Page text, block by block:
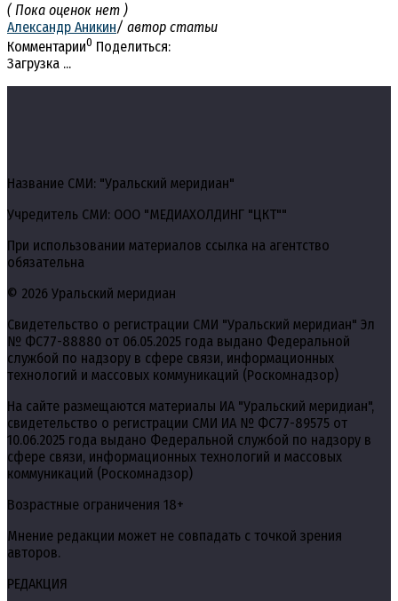
( Пока оценок нет )
Александр Аникин/ автор статьи
Комментарии0 Поделиться:
Загрузка ...
Название СМИ: "Уральский меридиан"
Учредитель СМИ: ООО "МЕДИАХОЛДИНГ "ЦКТ""
При использовании материалов ссылка на агентство
обязательна
© 2026 Уральский меридиан
Свидетельство о регистрации СМИ "Уральский меридиан" Эл
№ ФС77-88880 от 06.05.2025 года выдано Федеральной
службой по надзору в сфере связи, информационных
технологий и массовых коммуникаций (Роскомнадзор)
На сайте размещаются материалы ИА "Уральский меридиан",
свидетельство о регистрации СМИ ИА № ФС77-89575 от
10.06.2025 года выдано Федеральной службой по надзору в
сфере связи, информационных технологий и массовых
коммуникаций (Роскомнадзор)
Возрастные ограничения 18+
Мнение редакции может не совпадать с точкой зрения
авторов.
РЕДАКЦИЯ